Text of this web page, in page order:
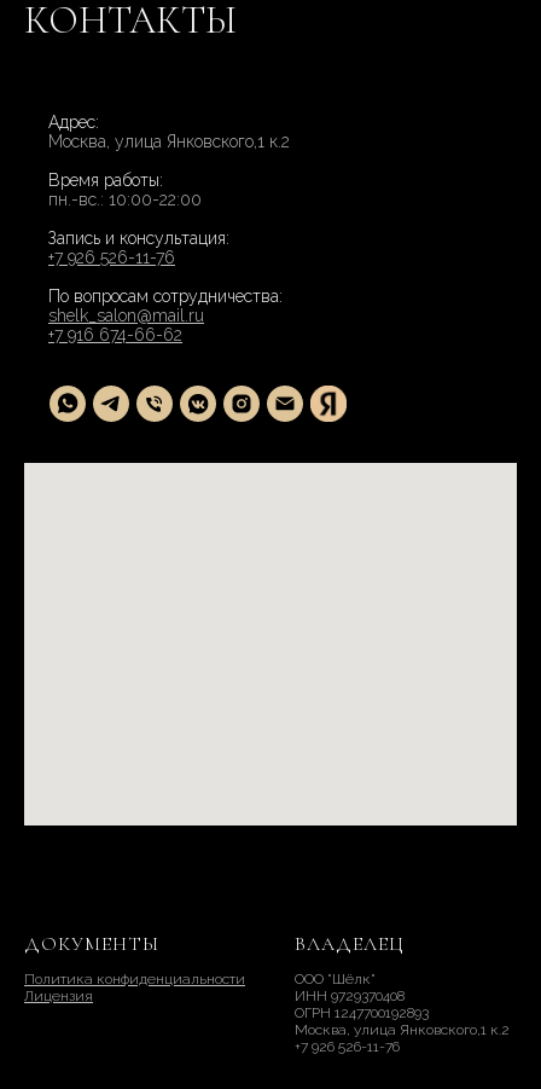
КОНТАКТЫ
Адрес:
Москва, улица Янковского,1 к.2
Время работы:
пн.-вс.: 10:00-22:00
Запись и консультация:
+7 926 526-11-76
По вопросам сотрудничества:
shelk_salon@mail.ru
+7 916 674-66-62
ДОКУМЕНТЫ
Политика конфиденциальности
Лицензия
ВЛАДЕЛЕЦ
ООО "Шёлк"
ИНН 9729370408
ОГРН 1247700192893
Москва, улица Янковского,1 к.2
+7 926 526-11-76